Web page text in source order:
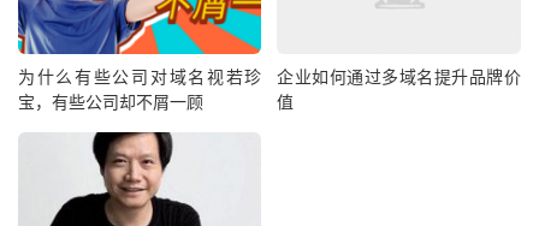
为什么有些公司对域名视若珍
宝，有些公司却不屑一顾
企业如何通过多域名提升品牌价
值